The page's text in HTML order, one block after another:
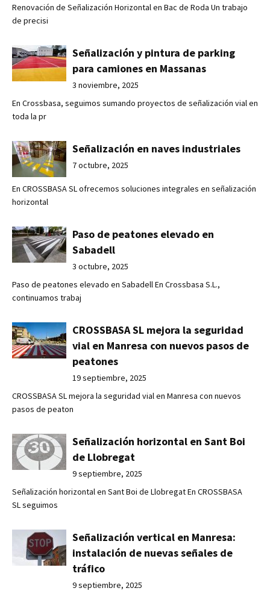
Renovación de Señalización Horizontal en Bac de Roda Un trabajo
de precisi
Señalización y pintura de parking
para camiones en Massanas
3 noviembre, 2025
En Crossbasa, seguimos sumando proyectos de señalización vial en
toda la pr
Señalización en naves industriales
7 octubre, 2025
En CROSSBASA SL ofrecemos soluciones integrales en señalización
horizontal
Paso de peatones elevado en
Sabadell
3 octubre, 2025
Paso de peatones elevado en Sabadell En Crossbasa S.L.,
continuamos trabaj
CROSSBASA SL mejora la seguridad
vial en Manresa con nuevos pasos de
peatones
19 septiembre, 2025
CROSSBASA SL mejora la seguridad vial en Manresa con nuevos
pasos de peaton
Señalización horizontal en Sant Boi
de Llobregat
9 septiembre, 2025
Señalización horizontal en Sant Boi de Llobregat En CROSSBASA
SL seguimos
Señalización vertical en Manresa:
instalación de nuevas señales de
tráfico
9 septiembre, 2025